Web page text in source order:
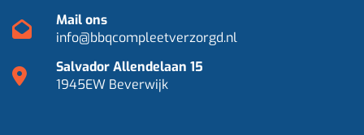
Mail ons
info@bbqcompleetverzorgd.nl
Salvador Allendelaan 15
1945EW Beverwijk